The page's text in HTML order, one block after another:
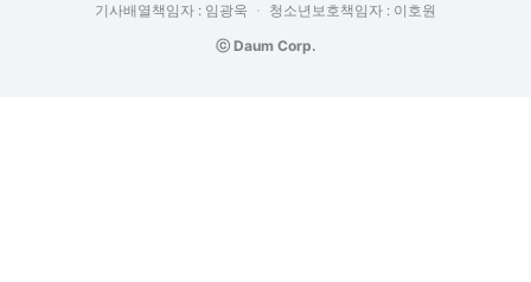
기사배열책임자 : 임광욱
청소년보호책임자 : 이호원
ⓒ Daum Corp.